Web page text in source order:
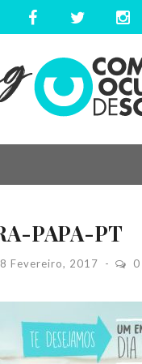
PAPA-PT
Fevereiro, 2017 0